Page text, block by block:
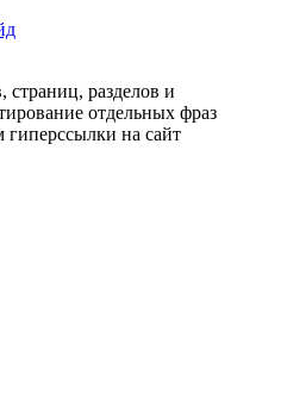
страниц, разделов и
отдельных фраз
гиперссылки на сайт